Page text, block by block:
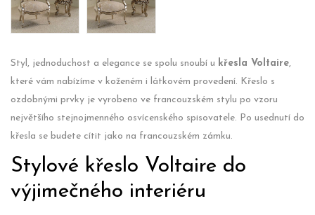
Styl, jednoduchost a elegance se spolu snoubí u křesla Voltaire,
které vám nabízíme v koženém i látkovém provedení. Křeslo s
ozdobnými prvky je vyrobeno ve francouzském stylu po vzoru
největšího stejnojmenného osvícenského spisovatele. Po usednutí do
křesla se budete cítit jako na francouzském zámku.
Stylové křeslo Voltaire do
výjimečného interiéru